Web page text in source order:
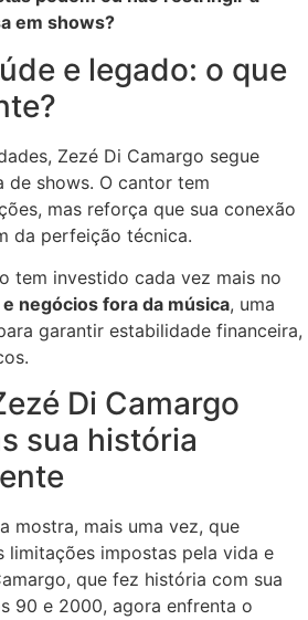
em shows?
e legado: o que
Zezé Di Camargo segue
de shows. O cantor tem
mas reforça que sua conexão
da perfeição técnica.
tem investido cada vez mais no
negócios fora da música, uma
garantir estabilidade financeira,
Di Camargo
sua história
mostra, mais uma vez, que
limitações impostas pela vida e
que fez história com sua
90 e 2000, agora enfrenta o